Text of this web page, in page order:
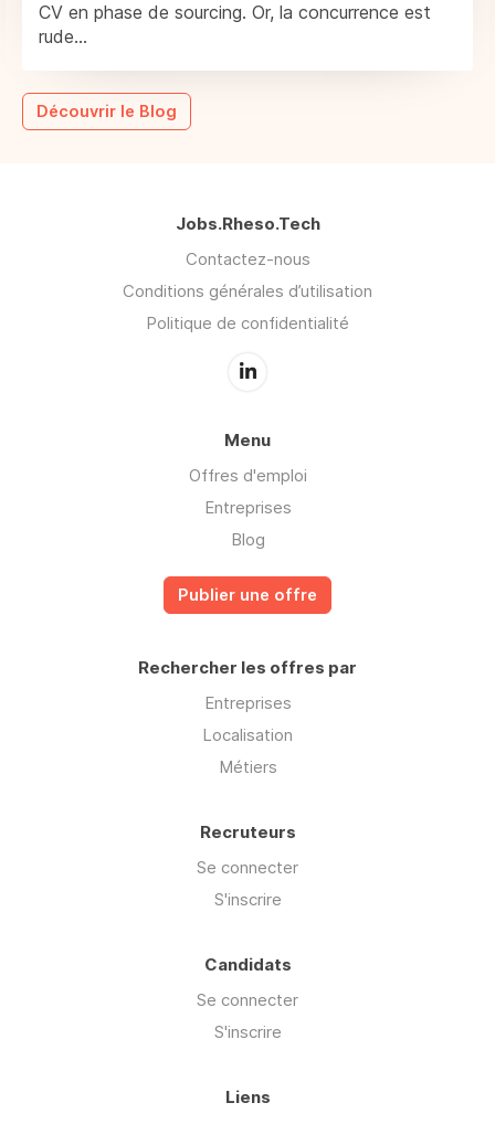
CV en phase de sourcing. Or, la concurrence est
rude...
Découvrir le Blog
Jobs.Rheso.Tech
Contactez-nous
Conditions générales d’utilisation
Politique de confidentialité
Menu
Offres d'emploi
Entreprises
Blog
Publier une offre
Rechercher les offres par
Entreprises
Localisation
Métiers
Recruteurs
Se connecter
S'inscrire
Candidats
Se connecter
S'inscrire
Liens